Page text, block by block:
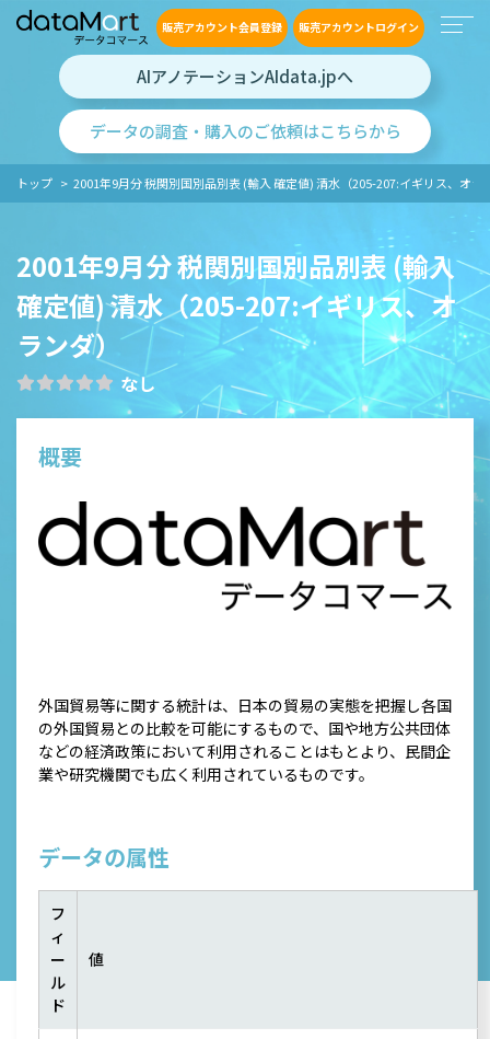
販売アカウント会員登録 販売アカウントログイン
AIアノテーションAIdata.jpへ
データの調査・購入のご依頼はこちらから
トップ 2001年9月分 税関別国別品別表 (輸入 確定値) 清水（205-207:イギリス、オ
2001年9月分 税関別国別品別表 (輸入
確定値) 清水（205-207:イギリス、オ
ランダ）
なし
概要
外国貿易等に関する統計は、日本の貿易の実態を把握し各国
の外国貿易との比較を可能にするもので、国や地方公共団体
などの経済政策において利用されることはもとより、民間企
業や研究機関でも広く利用されているものです。
データの属性
フ
ィ
ー
ル
ド
値